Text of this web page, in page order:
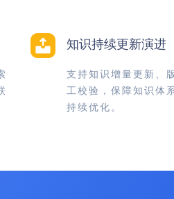
知识持续更新演进
支持知识增量更新、
工校验，保障知识体
持续优化。